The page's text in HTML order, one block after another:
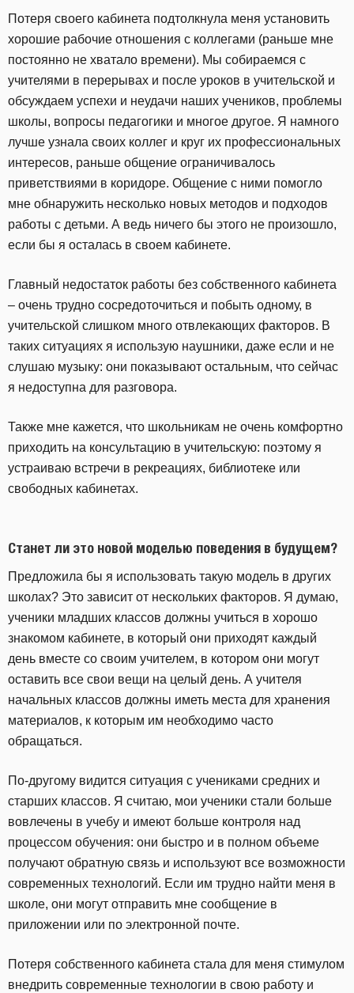
Потеря своего кабинета подтолкнула меня установить
хорошие рабочие отношения с коллегами (раньше мне
постоянно не хватало времени). Мы собираемся с
учителями в перерывах и после уроков в учительской и
обсуждаем успехи и неудачи наших учеников, проблемы
школы, вопросы педагогики и многое другое. Я намного
лучше узнала своих коллег и круг их профессиональных
интересов, раньше общение ограничивалось
приветствиями в коридоре. Общение с ними помогло
мне обнаружить несколько новых методов и подходов
работы с детьми. А ведь ничего бы этого не произошло,
если бы я осталась в своем кабинете.
Главный недостаток работы без собственного кабинета
– очень трудно сосредоточиться и побыть одному, в
учительской слишком много отвлекающих факторов. В
таких ситуациях я использую наушники, даже если и не
слушаю музыку: они показывают остальным, что сейчас
я недоступна для разговора.
Также мне кажется, что школьникам не очень комфортно
приходить на консультацию в учительскую: поэтому я
устраиваю встречи в рекреациях, библиотеке или
свободных кабинетах.
Станет ли это новой моделью поведения в будущем?
Предложила бы я использовать такую модель в других
школах? Это зависит от нескольких факторов. Я думаю,
ученики младших классов должны учиться в хорошо
знакомом кабинете, в который они приходят каждый
день вместе со своим учителем, в котором они могут
оставить все свои вещи на целый день. А учителя
начальных классов должны иметь места для хранения
материалов, к которым им необходимо часто
обращаться.
По-другому видится ситуация с учениками средних и
старших классов. Я считаю, мои ученики стали больше
вовлечены в учебу и имеют больше контроля над
процессом обучения: они быстро и в полном объеме
получают обратную связь и используют все возможности
современных технологий. Если им трудно найти меня в
школе, они могут отправить мне сообщение в
приложении или по электронной почте.
Потеря собственного кабинета стала для меня стимулом
внедрить современные технологии в свою работу и